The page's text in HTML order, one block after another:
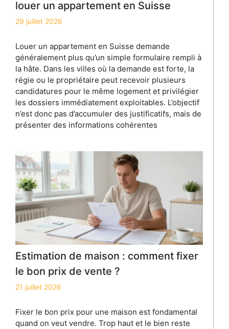
louer un appartement en Suisse
29 juillet 2026
Louer un appartement en Suisse demande
généralement plus qu’un simple formulaire rempli à
la hâte. Dans les villes où la demande est forte, la
régie ou le propriétaire peut recevoir plusieurs
candidatures pour le même logement et privilégier
les dossiers immédiatement exploitables. L’objectif
n’est donc pas d’accumuler des justificatifs, mais de
présenter des informations cohérentes
Estimation de maison : comment fixer
le bon prix de vente ?
21 juillet 2026
Fixer le bon prix pour une maison est fondamental
quand on veut vendre. Trop haut et le bien reste